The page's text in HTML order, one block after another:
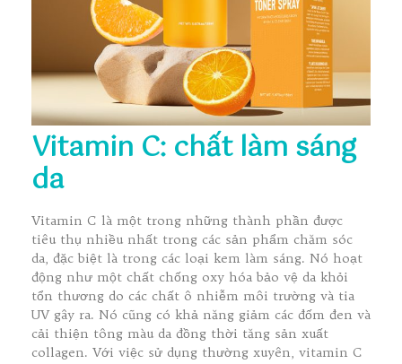
Vitamin C: chất làm sáng
da
Vitamin C là một trong những thành phần được
tiêu thụ nhiều nhất trong các sản phẩm chăm sóc
da, đặc biệt là trong các loại kem làm sáng. Nó hoạt
động như một chất chống oxy hóa bảo vệ da khỏi
tổn thương do các chất ô nhiễm môi trường và tia
UV gây ra. Nó cũng có khả năng giảm các đốm đen và
cải thiện tông màu da đồng thời tăng sản xuất
collagen. Với việc sử dụng thường xuyên, vitamin C